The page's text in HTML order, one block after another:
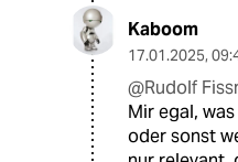
Kaboom
17.01.2025,
@Rudolf
Mir egal,
oder sonst